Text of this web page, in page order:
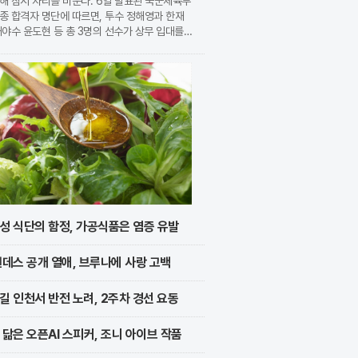
합격자 명단에 따르면, 투수 정해영과 한재
수 윤도현 등 총 3명의 선수가 상무 입대를
원하며 높은 경쟁률을 보였으나, 최종적으로 구
식단의 함정, 가공식품은 염증 유발
스 공개 열애, 브루나에 사랑 고백
인천서 반전 노려, 2주차 경선 요동
은 오픈AI 스피커, 조니 아이브 작품